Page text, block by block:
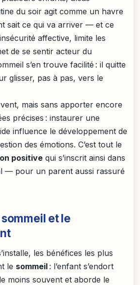
du soir agit comme un havre
sait ce qui va arriver — et ce
affective, limite les
de se sentir acteur du
s’en trouve facilité : il quitte
glisser, pas à pas, vers le
mais sans apporter encore
précises : instaurer une
influence le développement de
des émotions. C’est tout le
positive qui s’inscrit ainsi dans
— pour un parent aussi rassuré
et le
les bénéfices les plus
le sommeil : l’enfant s’endort
moins souvent et aborde le